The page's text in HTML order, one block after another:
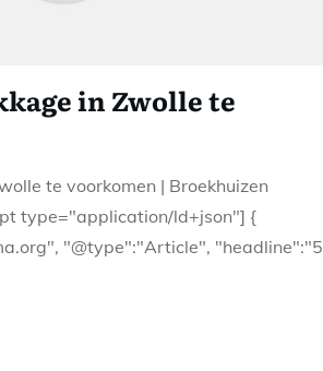
in Zwolle te
te voorkomen | Broekhuizen
type="application/ld+json"] {
"@type":"Article", "headline":"5